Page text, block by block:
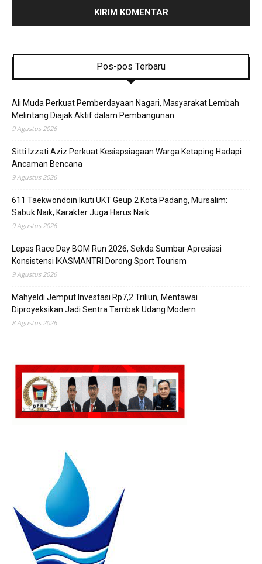
Pos-pos Terbaru
Ali Muda Perkuat Pemberdayaan Nagari, Masyarakat Lembah
Melintang Diajak Aktif dalam Pembangunan
9 Agustus 2026
Sitti Izzati Aziz Perkuat Kesiapsiagaan Warga Ketaping Hadapi
Ancaman Bencana
9 Agustus 2026
611 Taekwondoin Ikuti UKT Geup 2 Kota Padang, Mursalim:
Sabuk Naik, Karakter Juga Harus Naik
9 Agustus 2026
Lepas Race Day BOM Run 2026, Sekda Sumbar Apresiasi
Konsistensi IKASMANTRI Dorong Sport Tourism
9 Agustus 2026
Mahyeldi Jemput Investasi Rp7,2 Triliun, Mentawai
Diproyeksikan Jadi Sentra Tambak Udang Modern
8 Agustus 2026